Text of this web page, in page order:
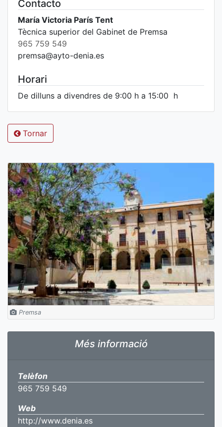
Contacto
María Victoria París Tent
Tècnica superior del Gabinet de Premsa
965 759 549
premsa@ayto-denia.es
Horari
De dilluns a divendres de 9:00 h a 15:00 h
Tornar
Premsa
Més informació
Telèfon
965 759 549
Web
http://www.denia.es